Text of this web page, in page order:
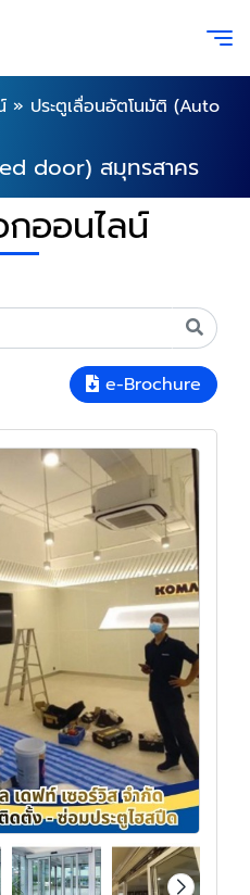
» ประตูเลื่อนอัตโนมัติ (Auto
door) สมุทรสาคร
ออนไลน์
e-Brochure